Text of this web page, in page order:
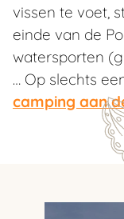
vissen te voet,
einde van de
watersporten
… Op slechts
camping aan